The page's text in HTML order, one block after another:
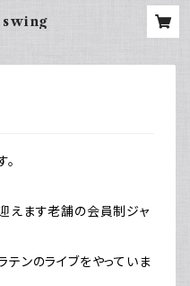
swing
えます老舗の会員制ジャ
ンのライブをやっていま